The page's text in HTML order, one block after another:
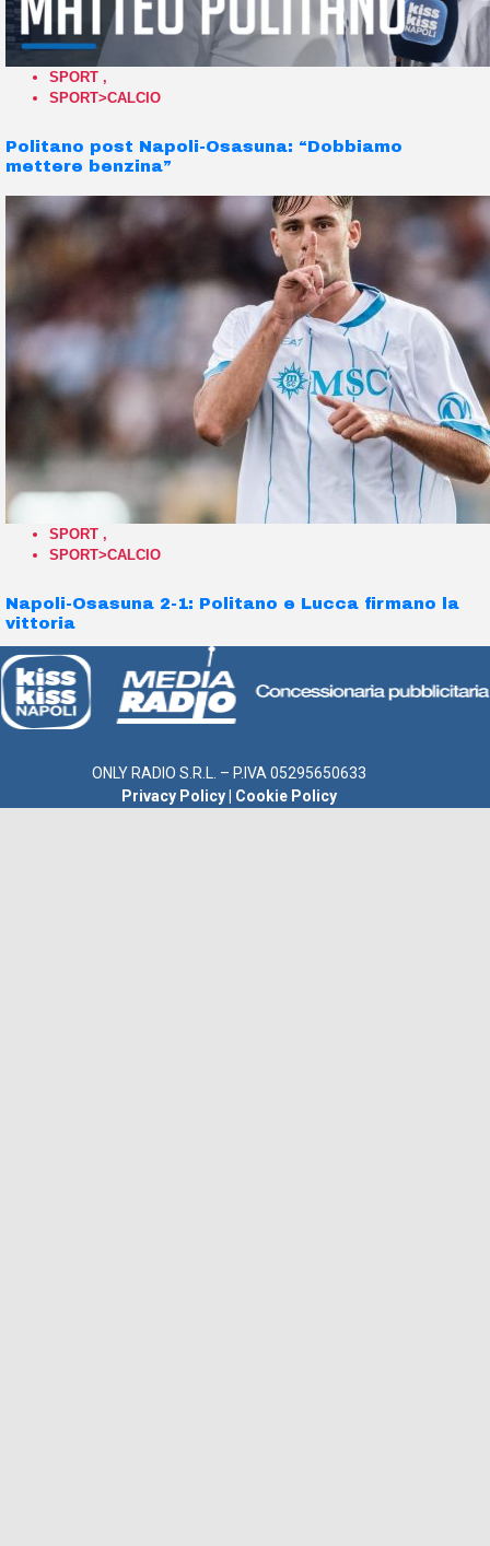
SPORT ,
SPORT>CALCIO
Politano post Napoli-Osasuna: “Dobbiamo
mettere benzina”
SPORT ,
SPORT>CALCIO
Napoli-Osasuna 2-1: Politano e Lucca firmano la
vittoria
ONLY RADIO S.R.L. – P.IVA 05295650633
Privacy Policy
Cookie Policy